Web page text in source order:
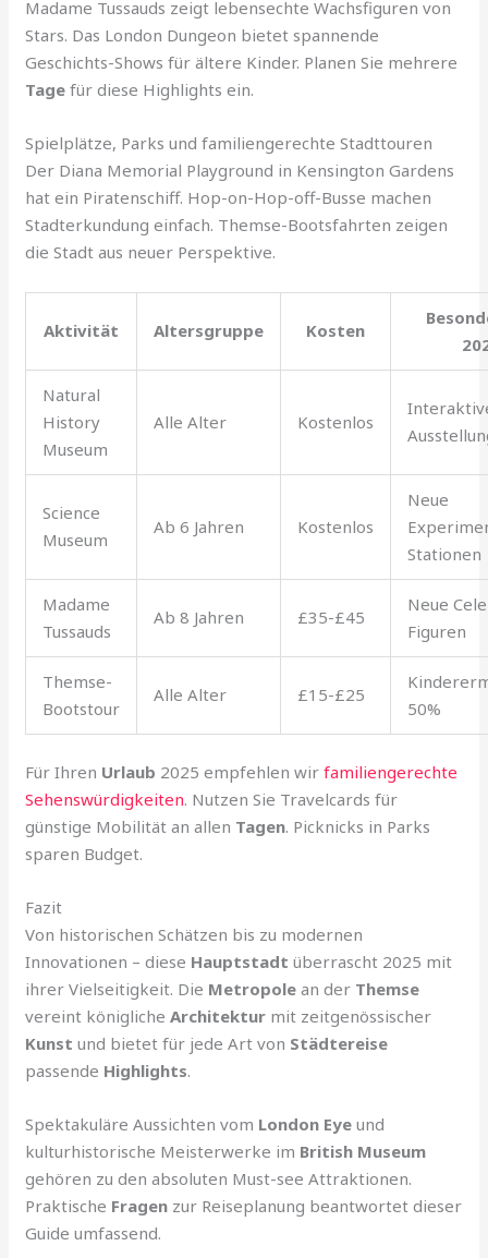
Madame Tussauds zeigt lebensechte Wachsfiguren von
Stars. Das London Dungeon bietet spannende
Geschichts-Shows für ältere Kinder. Planen Sie mehrere
Tage für diese Highlights ein.
Spielplätze, Parks und familiengerechte Stadttouren
Der Diana Memorial Playground in Kensington Gardens
hat ein Piratenschiff. Hop-on-Hop-off-Busse machen
Stadterkundung einfach. Themse-Bootsfahrten zeigen
die Stadt aus neuer Perspektive.
Aktivität Altersgruppe Kosten
Natural
History
Museum
Alle Alter Kostenlos
Science
Museum
Ab 6 Jahren Kostenlos
Neue
Stationen
Madame
Tussauds
Ab 8 Jahren £35-£45
Neue
Figuren
Themse-
Bootstour
Alle Alter £15-£25
50%
Für Ihren Urlaub 2025 empfehlen wirfamiliengerechte
Sehenswürdigkeiten. Nutzen Sie Travelcards für
günstige Mobilität an allen Tagen. Picknicks in Parks
sparen Budget.
Fazit
Von historischen Schätzen bis zu modernen
Innovationen – diese Hauptstadt überrascht 2025 mit
ihrer Vielseitigkeit. Die Metropole an der Themse
vereint königlicheArchitektur mit zeitgenössischer
Kunst und bietet für jede Art von Städtereise
passende Highlights.
Spektakuläre Aussichten vom London Eye und
kulturhistorische Meisterwerke im British Museum
gehören zu den absoluten Must-see Attraktionen.
Praktische Fragen zur Reiseplanung beantwortet dieser
Guide umfassend.